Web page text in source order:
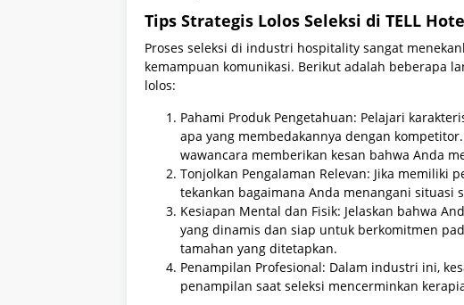
Tips Strategis Lolos Seleksi di TELL
Proses seleksi di industri hospitality sangat
kemampuan komunikasi. Berikut adalah beberapa
lolos:
Pahami Produk Pengetahuan: Pelajari
apa yang membedakannya dengan
wawancara memberikan kesan bahwa Anda
Tonjolkan Pengalaman Relevan: Jika memiliki
tekankan bagaimana Anda menangani
Kesiapan Mental dan Fisik: Jelaskan bahwa
yang dinamis dan siap untuk berkomitmen
tamahan yang ditetapkan.
Penampilan Profesional: Dalam industri ini,
penampilan saat seleksi mencerminkan